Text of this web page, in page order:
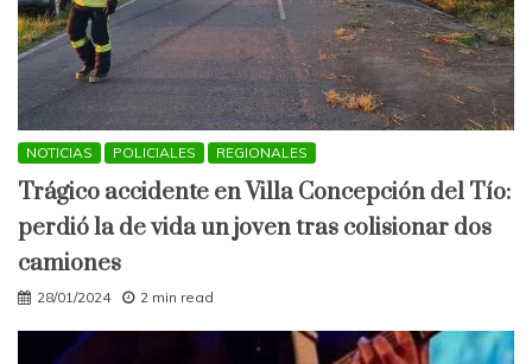
NOTICIAS POLICIALES REGIONALES
Trágico accidente en Villa Concepción del Tío:
perdió la de vida un joven tras colisionar dos
camiones
28/01/2024 2 min read